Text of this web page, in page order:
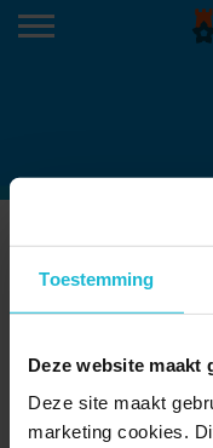
Toestemming
Deze website maakt
Deze site maakt
marketing cookies.